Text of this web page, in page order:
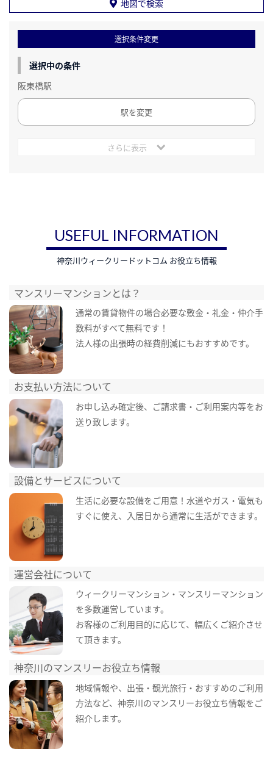
地図で検索
選択条件変更
選択中の条件
阪東橋駅
駅を変更
さらに表示
USEFUL INFORMATION
神奈川ウィークリードットコム お役立ち情報
マンスリーマンションとは？
通常の賃貸物件の場合必要な敷金・礼金・仲介手
数料がすべて無料です！
法人様の出張時の経費削減にもおすすめです。
お支払い方法について
お申し込み確定後、ご請求書・ご利用案内等をお
送り致します。
設備とサービスについて
生活に必要な設備をご用意！水道やガス・電気も
すぐに使え、入居日から通常に生活ができます。
運営会社について
ウィークリーマンション・マンスリーマンション
を多数運営しています。
お客様のご利用目的に応じて、幅広くご紹介させ
て頂きます。
神奈川のマンスリーお役立ち情報
地域情報や、出張・観光旅行・おすすめのご利用
方法など、神奈川のマンスリーお役立ち情報をご
紹介します。